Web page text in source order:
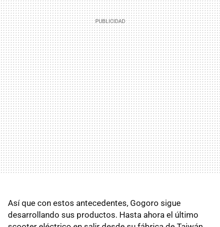
Así que con estos antecedentes, Gogoro sigue
desarrollando sus productos. Hasta ahora el último